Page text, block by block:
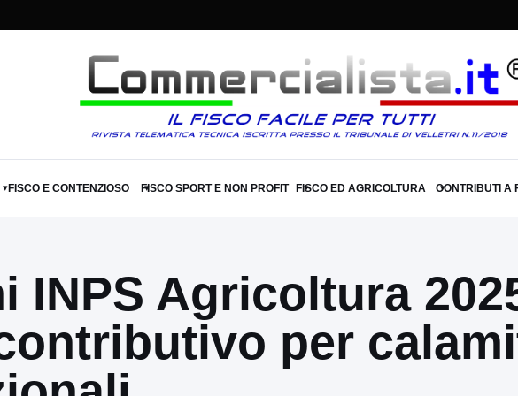
▾FISCO E CONTENZIOSO ▾
FISCO SPORT E NON PROFIT ▾
FISCO ED AGRICOLTURA ▾
CONTRIBUTI A
INPS Agricoltura
per